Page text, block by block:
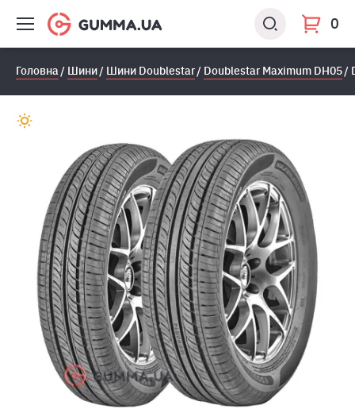
0
Головна Шини Шини Doublestar Doublestar Maximum DH05